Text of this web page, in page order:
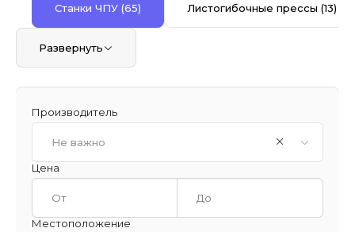
Станки ЧПУ(65) Листогибочные прессы(13)
Развернуть
Производитель
Не важно
Цена
Местоположение